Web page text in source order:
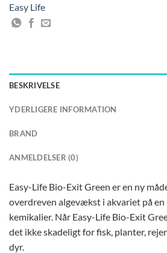
Easy Life
BESKRIVELSE
YDERLIGERE INFORMATION
BRAND
ANMELDELSER (0)
Easy-Life Bio-Exit Green er en ny
overdreven algevækst i akvariet på en
kemikalier. Når Easy-Life Bio-Exit
det ikke skadeligt for fisk, planter,
dyr.